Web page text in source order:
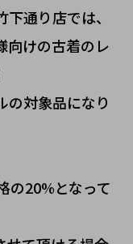
通り店では、
向けの古着のレ
の対象品になり
の20%となって